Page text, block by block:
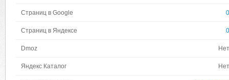
Страниц в Google 0
Страниц в Яндексе 0
Dmoz Нет
Яндекс Каталог Нет